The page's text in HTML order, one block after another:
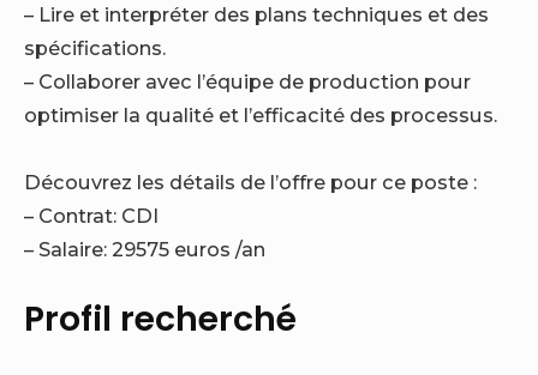
– Lire et interpréter des plans techniques et des
spécifications.
– Collaborer avec l’équipe de production pour
optimiser la qualité et l’efficacité des processus.
Découvrez les détails de l’offre pour ce poste :
– Contrat: CDI
– Salaire: 29575 euros /an
Profil recherché